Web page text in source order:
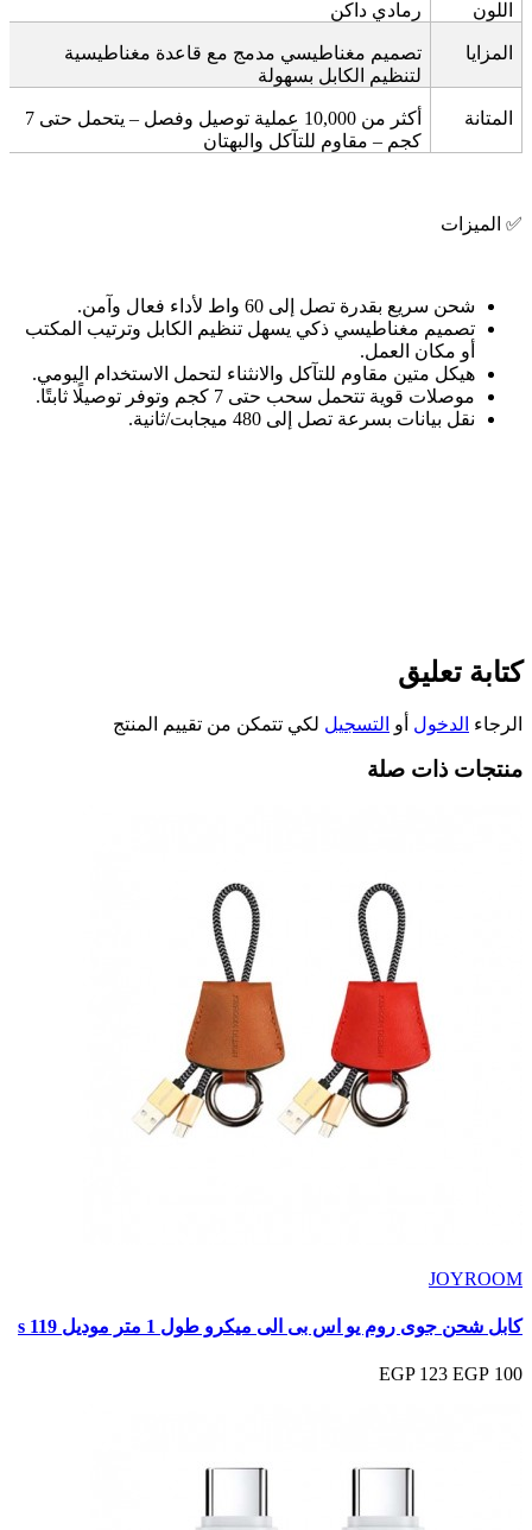
اللون رمادي داكن
المزايا
تصميم مغناطيسي مدمج مع قاعدة مغناطيسية
لتنظيم الكابل بسهولة
المتانة
أكثر من 10,000 عملية توصيل وفصل – يتحمل حتى 7
كجم – مقاوم للتآكل والبهتان
✅ الميزات
شحن سريع بقدرة تصل إلى 60 واط لأداء فعال وآمن
.
تصميم مغناطيسي ذكي يسهل تنظيم الكابل وترتيب المكتب
أو مكان العمل.
هيكل متين مقاوم للتآكل والانثناء لتحمل الاستخدام اليومي.
موصلات قوية تتحمل سحب حتى 7 كجم وتوفر توصيلًا ثابتًا
.
نقل بيانات بسرعة تصل إلى 480 ميجابت/ثانية
.
كتابة تعليق
الرجاء الدخول أو التسجيل لكي تتمكن من تقييم المنتج
منتجات ذات صلة
JOYROOM
كابل شحن جوى روم يو اس بى الى ميكرو طول 1 متر موديل s 119
100 EGP
123 EGP